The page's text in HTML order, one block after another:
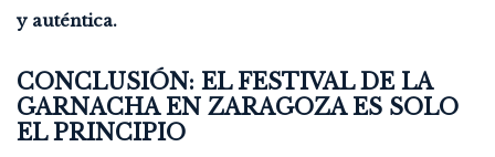
y auténtica.
CONCLUSIÓN: EL FESTIVAL DE LA
GARNACHA EN ZARAGOZA ES SOLO
EL PRINCIPIO